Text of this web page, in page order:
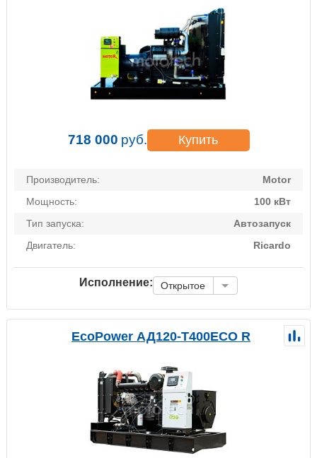
718 000 руб. Купить
Производитель:
Motor
Мощность:
100 кВт
Тип запуска:
Автозапуск
Двигатель:
Ricardo
Исполнение: Открытое
EcoPower АД120-T400ECO R